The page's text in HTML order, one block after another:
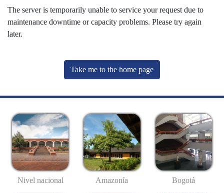
The server is temporarily unable to service your request due to
maintenance downtime or capacity problems. Please try again
later.
Take me to the home page
Nivel nacional Amazonía Bogotá